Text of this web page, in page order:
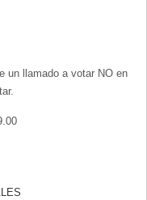
un llamado a votar NO en